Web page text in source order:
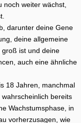
noch weiter wächst,
darunter deine Gene
deine allgemeine
groß ist und deine
auch eine ähnliche
18 Jahren, manchmal
bereits
Wachstumsphase, in
vorherzusagen, wie